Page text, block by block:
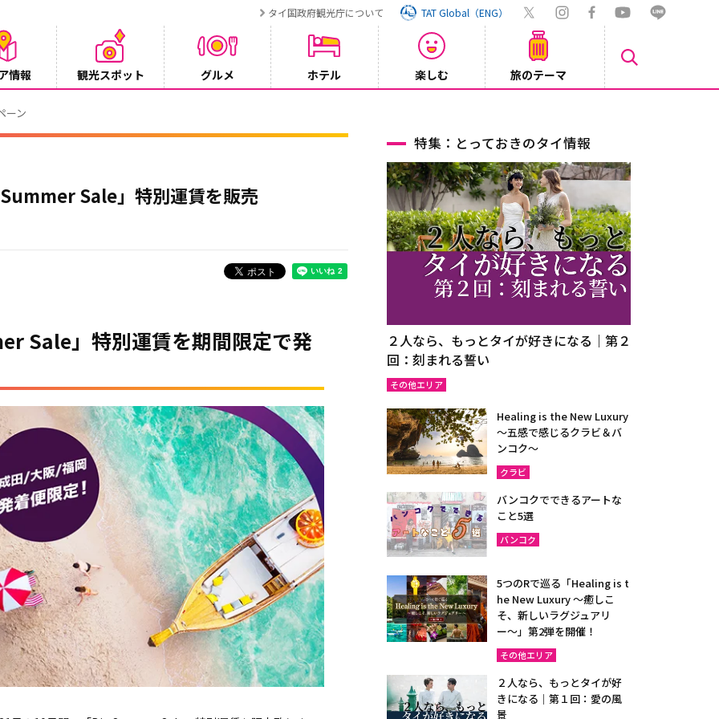
タイ国政府観光庁について TAT Global（ENG）
情報 観光スポット グルメ ホテル 楽しむ 旅のテーマ
ーン
Sale」特別運賃を販売
Sale」特別運賃を期間限定で発
特集：とっておきのタイ情報
２人なら、もっとタイが好きになる｜第２
回：刻まれる誓い
その他エリア
Healing is the New Luxury
～五感で感じるクラビ＆バ
ンコク～
クラビ
バンコクでできるアートな
こと5選
バンコク
5つのRで巡る「Healing is t
he New Luxury ～癒しこ
そ、新しいラグジュアリ
ー〜」第2弾を開催！
その他エリア
２人なら、もっとタイが好
きになる｜第１回：愛の風
景